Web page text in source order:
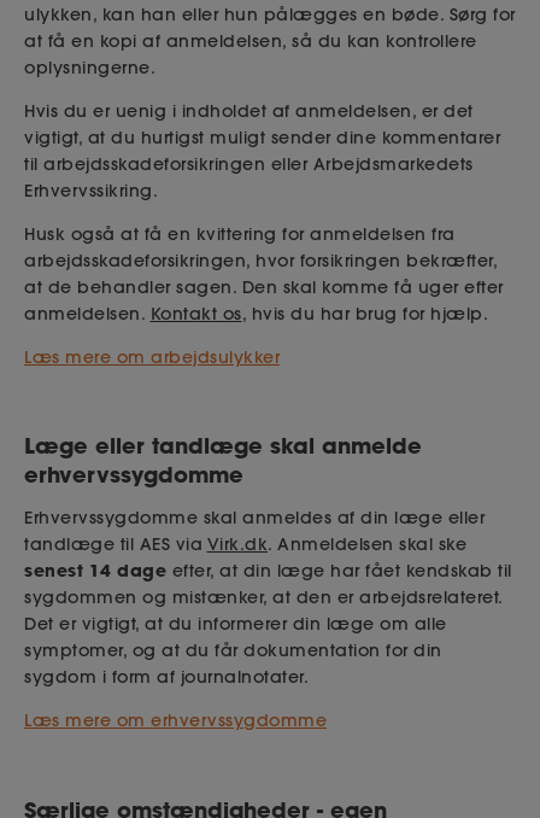
ulykken, kan han eller hun pålægges en bøde. Sørg for
at få en kopi af anmeldelsen, så du kan kontrollere
oplysningerne.
Hvis du er uenig i indholdet af anmeldelsen, er det
vigtigt, at du hurtigst muligt sender dine kommentarer
til arbejdsskadeforsikringen eller Arbejdsmarkedets
Erhvervssikring.
Husk også at få en kvittering for anmeldelsen fra
arbejdsskadeforsikringen, hvor forsikringen bekræfter,
at de behandler sagen. Den skal komme få uger efter
anmeldelsen. Kontakt os, hvis du har brug for hjælp.
Læs mere om arbejdsulykker
Læge eller tandlæge skal anmelde
erhvervssygdomme
Erhvervssygdomme skal anmeldes af din læge eller
tandlæge til AES via Virk.dk. Anmeldelsen skal ske
senest 14 dage efter, at din læge har fået kendskab til
sygdommen og mistænker, at den er arbejdsrelateret.
Det er vigtigt, at du informerer din læge om alle
symptomer, og at du får dokumentation for din
sygdom i form af journalnotater.
Læs mere om erhvervssygdomme
Særlige omstændigheder - egen